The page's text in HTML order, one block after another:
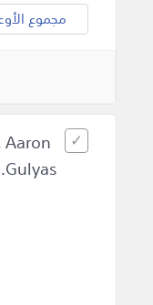
مجموع
Gulyas.